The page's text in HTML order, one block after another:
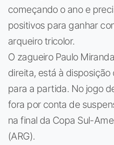
começando o ano e
positivos para ganhar
arqueiro tricolor.
O zagueiro Paulo
direita, está à
para a partida. No jogo
fora por conta de
na final da Copa Sul-
(ARG).